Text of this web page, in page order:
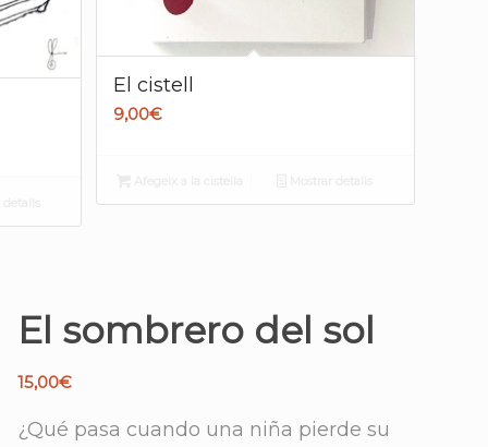
El cistell
9,00€
El sombrero del sol
15,00€
¿Qué pasa cuando una niña pierde su